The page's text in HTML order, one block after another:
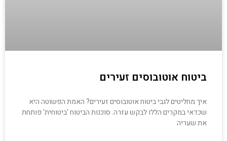
ביטוח אוטובוסים זעירים
איך מחליטים לגבי ביטוח אוטובוסים זעירים? האמת הפשוטה היא
שכדאי במקרים הללו לבקש עזרה. סוכנות הביטוח 'ביטוחית' פותחת
את שעריה